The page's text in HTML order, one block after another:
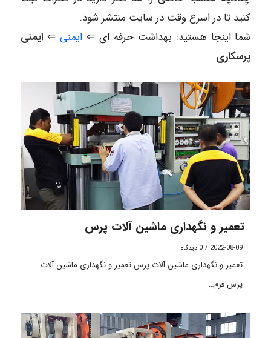
کنید تا در اسرع وقت در سایت منتشر شود.
شما اینجا هستید: بهداشت حرفه ای ⇐ ایمنی⇐ ایمنی
پرسکاری
تعمیر و نگهداری ماشین آلات پرس
2022-08-09
/ 0 دیدگاه
تعمیر و نگهداری ماشین آلات پرس تعمیر و نگهداری ماشین آلات
پرس فرم…